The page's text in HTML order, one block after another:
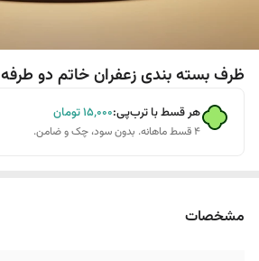
ظرف بسته بندی زعفران خاتم دو طرفه 2و 5 گرم(2)
هر قسط با ترب‌پی:۱۵٬۰۰۰تومان
۴ قسط ماهانه. بدون سود، چک و ضامن.
مشخصات